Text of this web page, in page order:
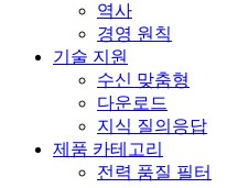
역사
경영 원칙
기술 지원
수신 맞춤형
다운로드
지식 질의응답
제품 카테고리
전력 품질 필터